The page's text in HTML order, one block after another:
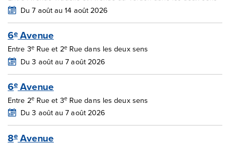
Du 7 août au 14 août 2026
6eAvenue
Entre 3eRue et 2eRue dans les deux sens
Du 3 août au 7 août 2026
6eAvenue
Entre 2eRue et 3eRue dans les deux sens
Du 3 août au 7 août 2026
8eAvenue